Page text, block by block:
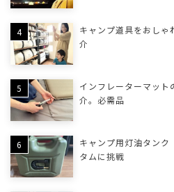
キャンプ道具をおしゃ
介
インフレーターマット
介。必需品
キャンプ用灯油タン
タムに挑戦